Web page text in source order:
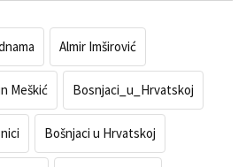
Almir Imširović
Meškić Bosnjaci_u_Hrvatskoj
Bošnjaci u Hrvatskoj